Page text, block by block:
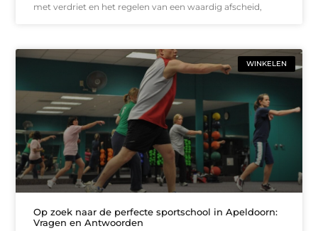
met verdriet en het regelen van een waardig afscheid,
WINKELEN
Op zoek naar de perfecte sportschool in Apeldoorn:
Vragen en Antwoorden